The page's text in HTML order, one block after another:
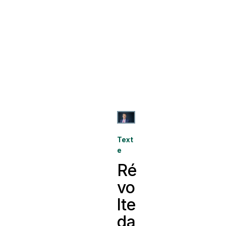
Text
e
Ré
vo
lte
da